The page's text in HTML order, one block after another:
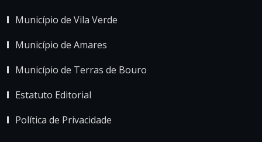
Município de Vila Verde
Município de Amares
Município de Terras de Bouro
Estatuto Editorial
Política de Privacidade